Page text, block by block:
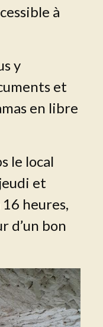
à
y
et
en libre
le local
et
heures,
d’un bon